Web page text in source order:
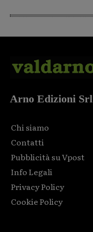
Arno Edizioni Srl
Chi siamo
Contatti
Pubblicità su Vpost
Info Legali
Privacy Policy
Cookie Policy